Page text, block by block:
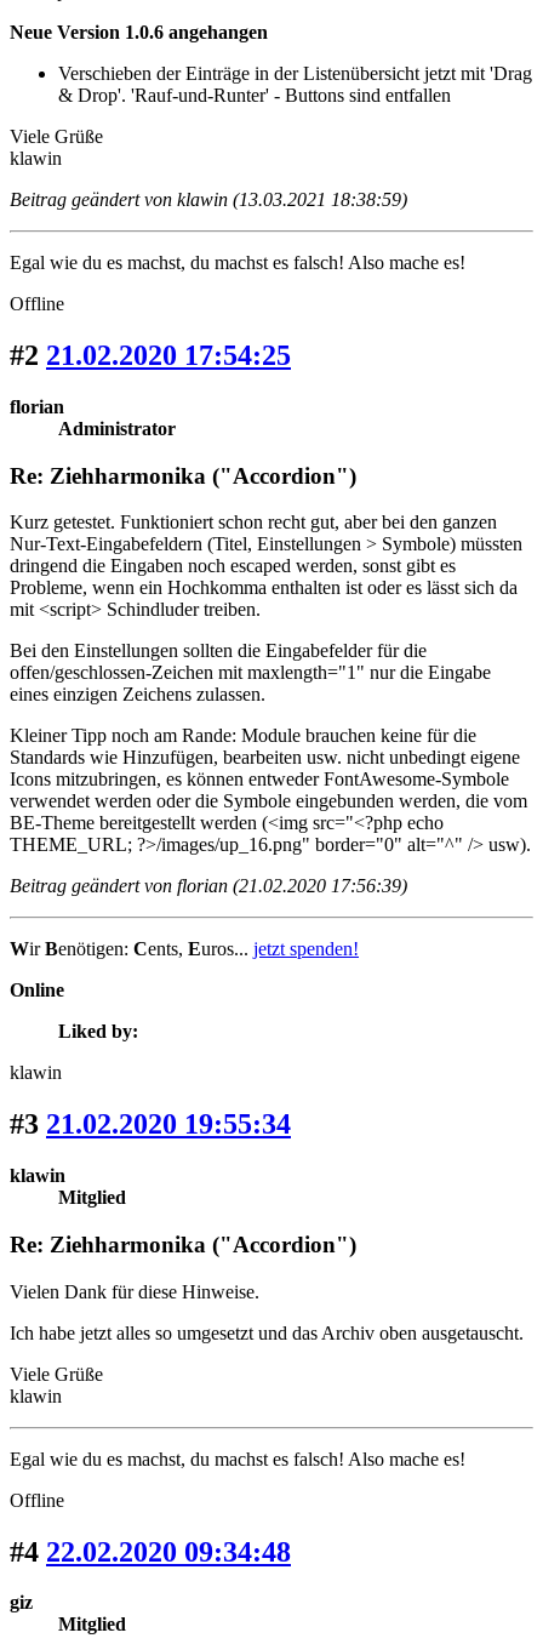
Neue Version 1.0.6 angehangen
Verschieben der Einträge in der Listenübersicht jetzt mit 'Drag
& Drop'. 'Rauf-und-Runter' - Buttons sind entfallen
Viele Grüße
klawin
Beitrag geändert von klawin (13.03.2021 18:38:59)
Egal wie du es machst, du machst es falsch! Also mache es!
Offline
#2 21.02.2020 17:54:25
florian
Administrator
Re: Ziehharmonika ("Accordion")
Kurz getestet. Funktioniert schon recht gut, aber bei den ganzen
Nur-Text-Eingabefeldern (Titel, Einstellungen > Symbole) müssten
dringend die Eingaben noch escaped werden, sonst gibt es
Probleme, wenn ein Hochkomma enthalten ist oder es lässt sich da
mit <script> Schindluder treiben.
Bei den Einstellungen sollten die Eingabefelder für die
offen/geschlossen-Zeichen mit maxlength="1" nur die Eingabe
eines einzigen Zeichens zulassen.
Kleiner Tipp noch am Rande: Module brauchen keine für die
Standards wie Hinzufügen, bearbeiten usw. nicht unbedingt eigene
Icons mitzubringen, es können entweder FontAwesome-Symbole
verwendet werden oder die Symbole eingebunden werden, die vom
BE-Theme bereitgestellt werden (<img src="<?php echo
THEME_URL; ?>/images/up_16.png" border="0" alt="^" /> usw).
Beitrag geändert von florian (21.02.2020 17:56:39)
WirBenötigen: Cents, Euros... jetzt spenden!
Online
Liked by:
klawin
#3 21.02.2020 19:55:34
klawin
Mitglied
Re: Ziehharmonika ("Accordion")
Vielen Dank für diese Hinweise.
Ich habe jetzt alles so umgesetzt und das Archiv oben ausgetauscht.
Viele Grüße
klawin
Egal wie du es machst, du machst es falsch! Also mache es!
Offline
#4 22.02.2020 09:34:48
giz
Mitglied